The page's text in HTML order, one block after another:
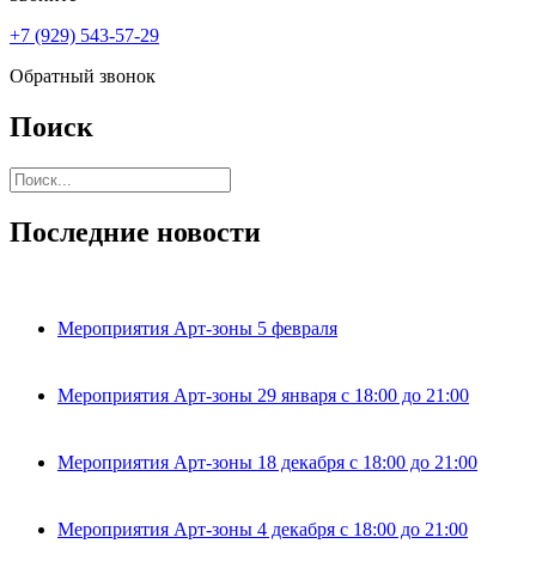
+7 (929) 543-57-29
Обратный звонок
Поиск
Последние новости
Мероприятия Арт-зоны 5 февраля
Мероприятия Арт-зоны 29 января с 18:00 до 21:00
Мероприятия Арт-зоны 18 декабря с 18:00 до 21:00
Мероприятия Арт-зоны 4 декабря с 18:00 до 21:00